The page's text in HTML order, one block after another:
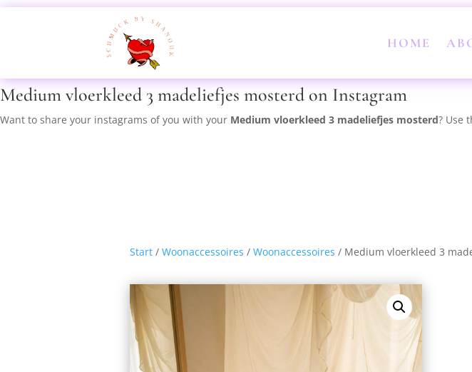
HOME
Medium vloerkleed 3 madeliefjes mosterd on Instagram
Want to share your instagrams of you with your Medium vloerkleed 3 madeliefjes mosterd? Use
Start / Woonaccessoires / Woonaccessoires / Medium vloerkleed 3